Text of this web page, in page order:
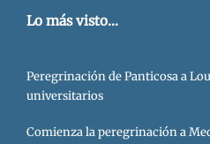
Lo más visto...
Peregrinación de Panticosa a
universitarios
Comienza la peregrinación a